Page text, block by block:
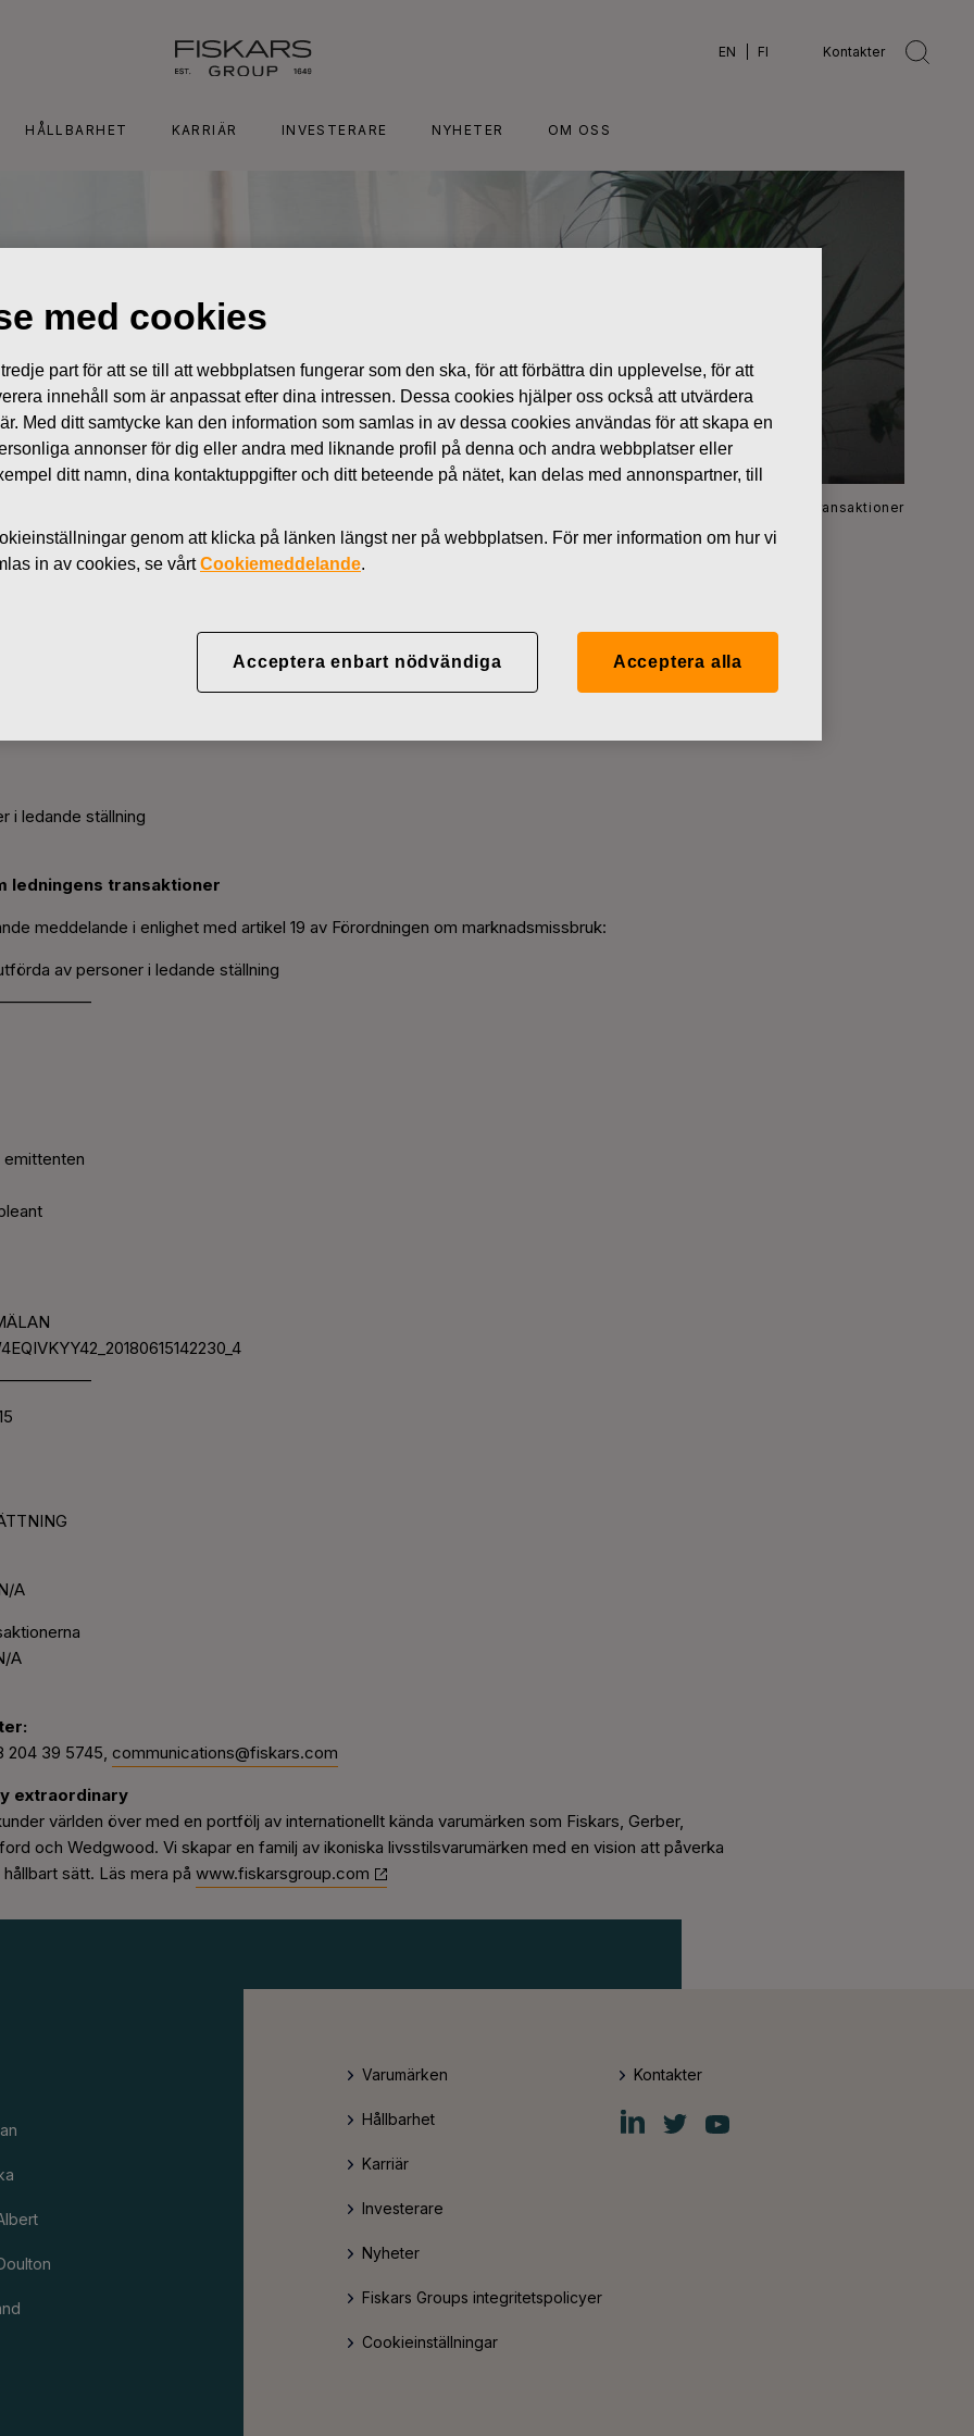
EN FI Kontakter
HÅLLBARHET KARRIÄR INVESTERARE NYHETER OM OSS
Fiskars Oyj Abp - Anmälan om ledningens transaktioner
- Anmälan om ledningens
i ledande ställning
ledningens transaktioner
meddelande i enlighet med artikel 19 av Förordningen om marknadsmissbruk:
av personer i ledande ställning
emittenten
A
A
39 5745, communications@fiskars.com
extraordinary
världen över med en portfölj av internationellt kända varumärken som Fiskars, Gerber,
och Wedgwood. Vi skapar en familj av ikoniska livsstilsvarumärken med en vision att påverka
sätt. Läs mera på www.fiskarsgroup.com
Varumärken
Hållbarhet
Karriär
Investerare
Nyheter
Fiskars Groups integritetspolicyer
Cookieinställningar
Kontakter
Fiskars
Group
Fiskars
Group
Fiskars
Group
med cookies
part för att se till att webbplatsen fungerar som den ska, för att förbättra din upplevelse, för att
innehåll som är anpassat efter dina intressen. Dessa cookies hjälper oss också att utvärdera
Med ditt samtycke kan den information som samlas in av dessa cookies användas för att skapa en
annonser för dig eller andra med liknande profil på denna och andra webbplatser eller
ditt namn, dina kontaktuppgifter och ditt beteende på nätet, kan delas med annonspartner, till
genom att klicka på länken längst ner på webbplatsen. För mer information om hur vi
in av cookies, se vårtCookiemeddelande.
Acceptera enbart nödvändiga Acceptera alla